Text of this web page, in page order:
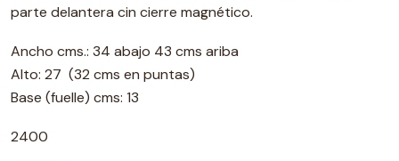
parte delantera cin cierre magnético.
Ancho cms.: 34 abajo 43 cms ariba
Alto: 27 (32 cms en puntas)
Base (fuelle) cms: 13
2400